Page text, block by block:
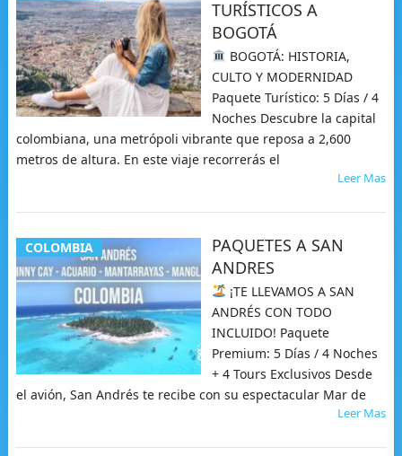
TURÍSTICOS A
BOGOTÁ
BOGOTÁ: HISTORIA,
CULTO Y MODERNIDAD
Paquete Turístico: 5 Días / 4
Noches Descubre la capital
colombiana, una metrópoli vibrante que reposa a 2,600
metros de altura. En este viaje recorrerás el
Leer Mas
COLOMBIA
PAQUETES A SAN
ANDRES
¡TE LLEVAMOS A SAN
ANDRÉS CON TODO
INCLUIDO! Paquete
Premium: 5 Días / 4 Noches
+ 4 Tours Exclusivos Desde
el avión, San Andrés te recibe con su espectacular Mar de
Leer Mas